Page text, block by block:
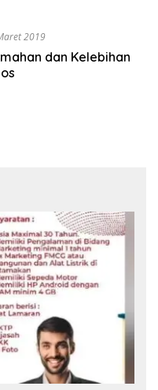
2019
dan Kelebihan